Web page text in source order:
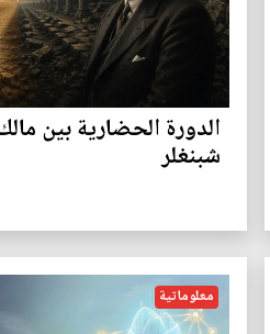
الدورة الحضارية بين
شبنغلر
معلوماتية